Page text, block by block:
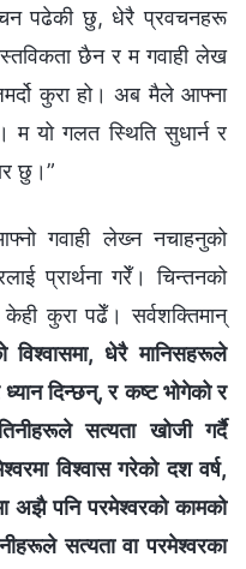
पढेकी छु, धेरै प्रवचनहरू
छैन र म गवाही लेख
कुरा हो। अब मैले आफ्‍ना
यो गलत स्थिति सुधार्न र
छु।”
गवाही लेख्‍न नचाहनुको
प्रार्थना गरेँ। चिन्तनको
कुरा पढेँ। सर्वशक्तिमान्‌
विश्‍वासमा, धेरै मानिसहरूले
ध्यान दिन्छन्, र कष्ट भोगेको र
सत्यता खोजी गर्दै
विश्‍वास गरेको दश वर्ष,
अझै पनि परमेश्‍वरको कामको
सत्यता वा परमेश्‍वरका